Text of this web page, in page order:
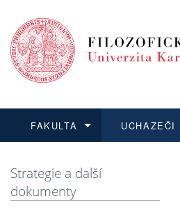
FAKULTA
Dozvědět se více
UCHAZEČI
Podat přihlášku
Dozvědět se více
Dozvědět se více
Dozvědět se více
Strategie a další
dokumenty